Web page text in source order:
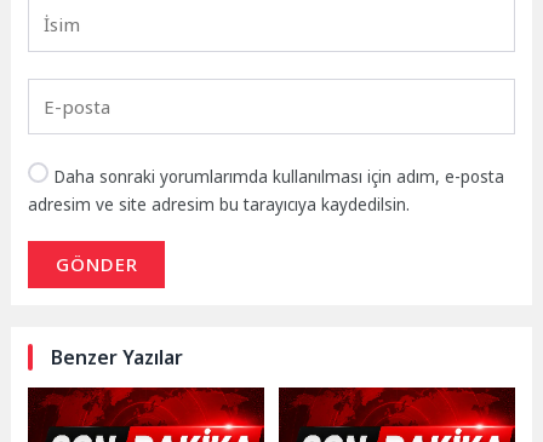
Daha sonraki yorumlarımda kullanılması için adım, e-posta
adresim ve site adresim bu tarayıcıya kaydedilsin.
GÖNDER
Benzer Yazılar